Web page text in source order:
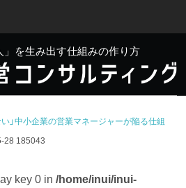
」を生み出す仕組みの作り方
い」中小企業の営業マネージャーが陥る仕組
28 185043
key 0 in/home/inui/inui-